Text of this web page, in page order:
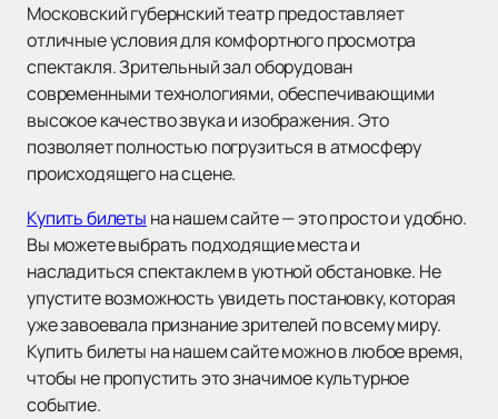
Московский губернский театр предоставляет
отличные условия для комфортного просмотра
спектакля. Зрительный зал оборудован
современными технологиями, обеспечивающими
высокое качество звука и изображения. Это
позволяет полностью погрузиться в атмосферу
происходящего на сцене.
Купить билеты на нашем сайте — это просто и удобно.
Вы можете выбрать подходящие места и
насладиться спектаклем в уютной обстановке. Не
упустите возможность увидеть постановку, которая
уже завоевала признание зрителей по всему миру.
Купить билеты на нашем сайте можно в любое время,
чтобы не пропустить это значимое культурное
событие.